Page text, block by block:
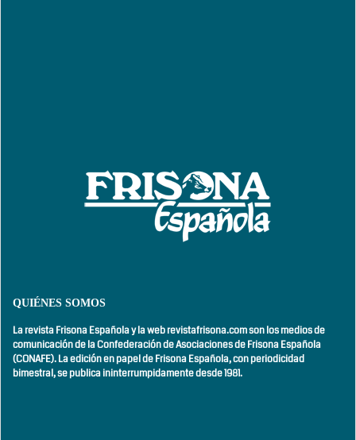
QUIÉNES SOMOS
La revista Frisona Española y la web revistafrisona.com son los medios de
comunicación de la Confederación de Asociaciones de Frisona Española
(CONAFE). La edición en papel de Frisona Española, conperiodicidad
bimestral,se publica ininterrumpidamente desde 1981.